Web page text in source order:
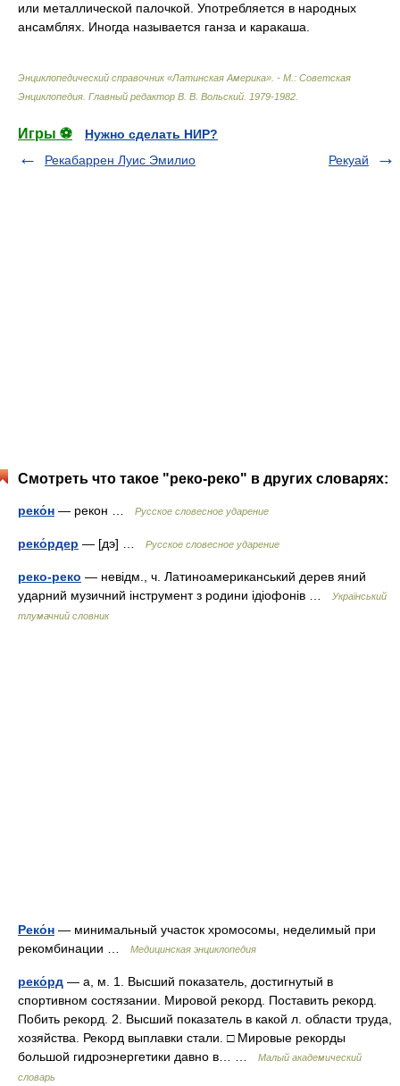
или металлической палочкой. Употребляется в народных
ансамблях. Иногда называется ганза и каракаша.
Энциклопедический справочник «Латинская Америка». - М.: Советская
Энциклопедия Главный редактор В. В. Вольский 1979-1982
Игры ⚽
Нужно сделать НИР?
Рекабаррен Луис Эмилио
Рекуай
Смотреть что такое "реко-реко" в других словарях:
реко́н — рекон … Русское словесное ударение
реко́рдер — [дэ] … Русское словесное ударение
реко-реко — невідм., ч. Латиноамериканський дерев яний
ударний музичний інструмент з родини ідіофонів …
Український
тлумачний словник
Реко́н — минимальный участок хромосомы, неделимый при
рекомбинации …
Медицинская энциклопедия
реко́рд — а, м. 1. Высший показатель, достигнутый в
спортивном состязании. Мировой рекорд. Поставить рекорд.
Побить рекорд. 2. Высший показатель в какой л. области труда,
хозяйства. Рекорд выплавки стали. □ Мировые рекорды
большой гидроэнергетики давно в… …
Малый академический
словарь